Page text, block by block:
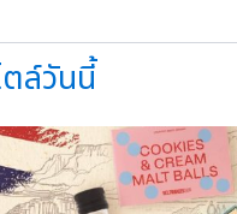
ตล์วันนี้